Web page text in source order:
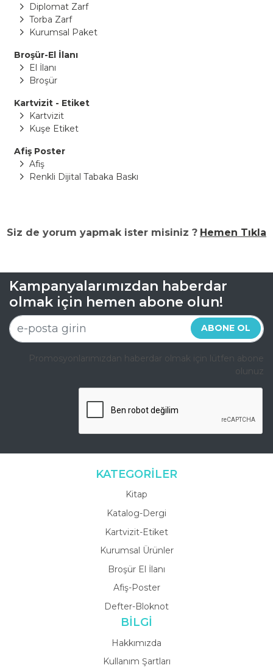
Diplomat Zarf
Torba Zarf
Kurumsal Paket
Broşür-El İlanı
El İlanı
Broşür
Kartvizit - Etiket
Kartvizit
Kuşe Etiket
Afiş Poster
Afiş
Renkli Dijital Tabaka Baskı
Siz de yorum yapmak ister misiniz ? Hemen Tıkla
Kampanyalarımızdan haberdar
olmak için hemen abone olun!
ABONE OL
Promosyonlarımızdan haberdar olmak için lütfen abone
olunuz
KATEGORİLER
Kitap
Katalog-Dergi
Kartvizit-Etiket
Kurumsal Ürünler
Broşür El İlanı
Afiş-Poster
Defter-Bloknot
BİLGİ
Hakkımızda
Kullanım Şartları